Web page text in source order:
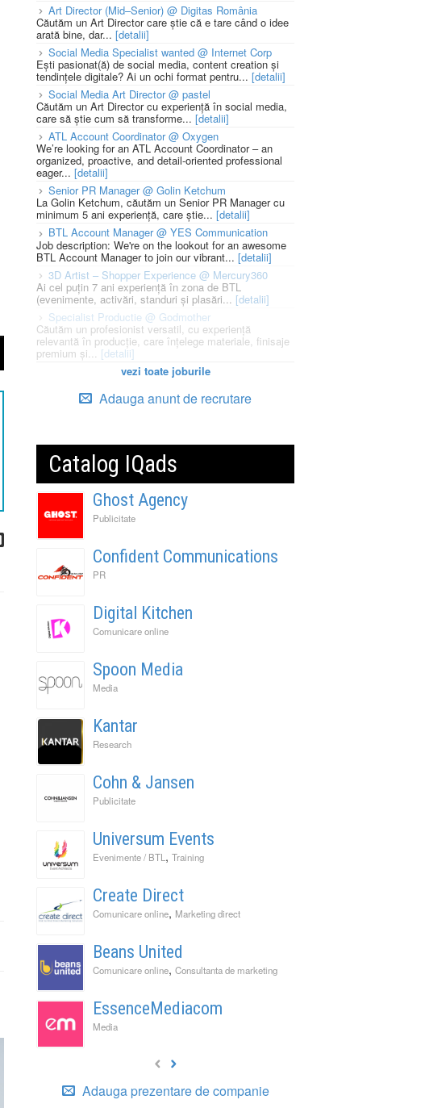
Art Director (Mid–Senior) @ Digitas România
Căutăm un Art Director care știe că e tare când o idee
arată bine, dar... [detalii]
Social Media Specialist wanted @ Internet Corp
Ești pasionat(ă) de social media, content creation și
tendințele digitale? Ai un ochi format pentru... [detalii]
Social Media Art Director @ pastel
Căutăm un Art Director cu experiență în social media,
care să știe cum să transforme... [detalii]
ATL Account Coordinator @ Oxygen
We’re looking for an ATL Account Coordinator – an
organized, proactive, and detail-oriented professional
eager... [detalii]
Senior PR Manager @ Golin Ketchum
La Golin Ketchum, căutăm un Senior PR Manager cu
minimum 5 ani experiență, care știe... [detalii]
BTL Account Manager @ YES Communication
Job description: We're on the lookout for an awesome
BTL Account Manager to join our vibrant... [detalii]
3D Artist – Shopper Experience @ Mercury360
Ai cel puțin 7 ani experiență în zona de BTL
(evenimente, activări, standuri și plasări... [detalii]
Specialist Productie @ Godmother
Căutăm un profesionist versatil, cu experiență
relevantă în producție, care înțelege materiale, finisaje
premium și... [detalii]
vezi toate joburile
Adauga anunt de recrutare
Catalog IQads
Ghost Agency
Publicitate
Confident Communications
PR
Digital Kitchen
Comunicare online
Spoon Media
Media
Kantar
Research
Cohn & Jansen
Publicitate
Universum Events
Evenimente / BTL , Training
Create Direct
Comunicare online, Marketing direct
Beans United
Comunicare online, Consultanta de marketing
EssenceMediacom
Media
Adauga prezentare de companie